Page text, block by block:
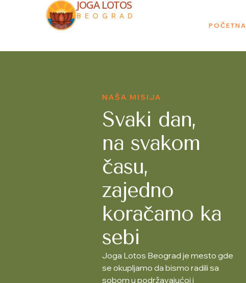
JOGA LOTOS
BEOGRAD
POČETNA
Svaki dan,
na svakom
času,
zajedno
koračamo ka
sebi
NAŠA MISIJA
Joga Lotos Beograd je mesto gde
se okupljamo da bismo radili sa
sobom u podržavajućoj i